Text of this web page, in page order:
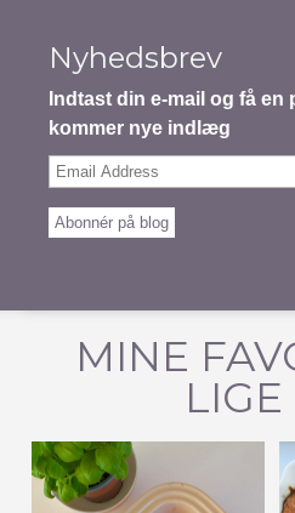
Nyhedsbrev
Indtast din e-mail og få en
kommer nye indlæg
Email
Abonnér på blog
MINE